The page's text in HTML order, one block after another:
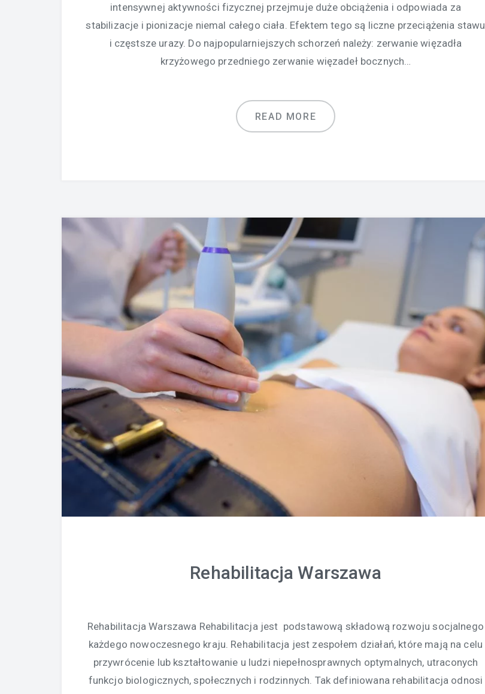
intensywnej aktywności fizycznej przejmuje duże obciążenia i odpowiada za
stabilizacje i pionizacje niemal całego ciała. Efektem tego są liczne przeciążenia stawu
i częstsze urazy. Do najpopularniejszych schorzeń należy: zerwanie więzadła
krzyżowego przedniego zerwanie więzadeł bocznych…
READ MORE
Rehabilitacja Warszawa
Rehabilitacja Warszawa Rehabilitacja jest podstawową składową rozwoju socjalnego
każdego nowoczesnego kraju. Rehabilitacja jest zespołem działań, które mają na celu
przywrócenie lub kształtowanie u ludzi niepełnosprawnych optymalnych, utraconych
funkcjo biologicznych, społecznych i rodzinnych. Tak definiowana rehabilitacja odnosi